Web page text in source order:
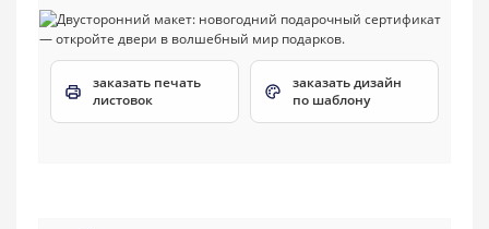
заказать печать
листовок
заказать дизайн
по шаблону